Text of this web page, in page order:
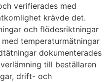
verifierades med
krävde det.
och flödesriktningar
temperaturmätningar
dokumenterades
till beställaren
drift- och